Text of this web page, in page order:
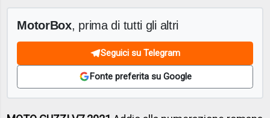
MotorBox, prima di tutti gli altri
Seguici su Telegram
Fonte preferita su Google